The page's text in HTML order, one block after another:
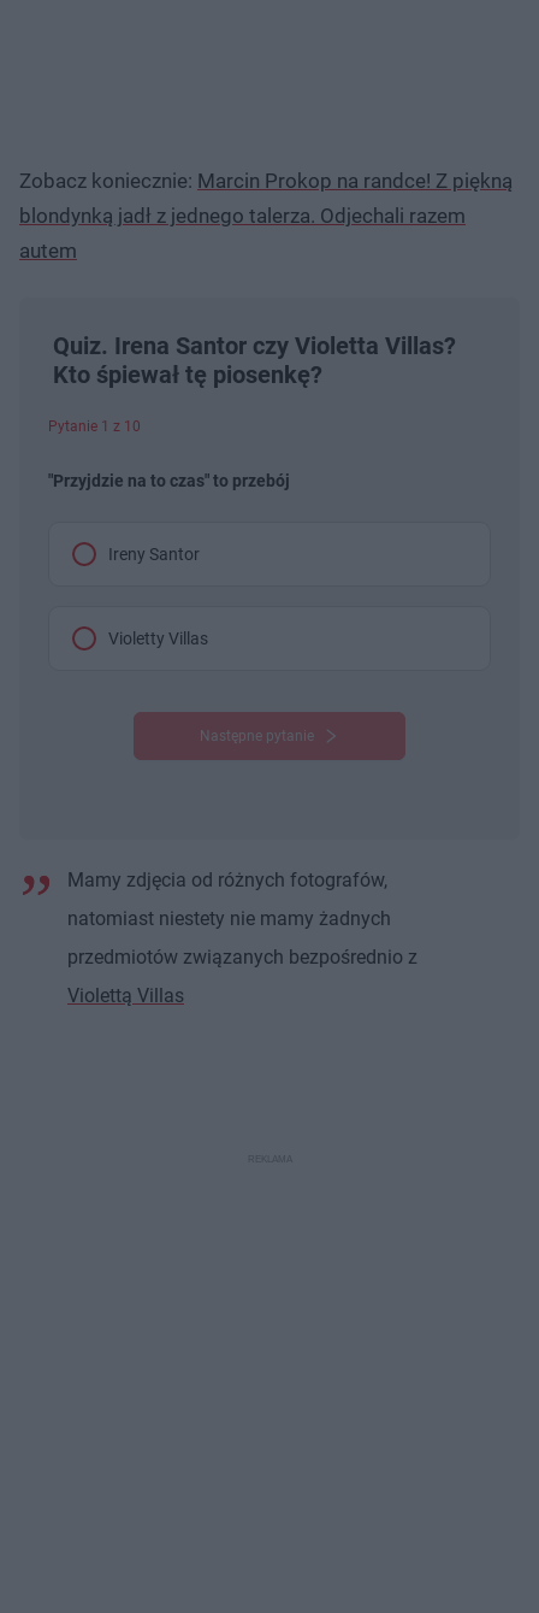
Zobacz koniecznie: Marcin Prokop na randce! Z piękną
blondynką jadł z jednego talerza. Odjechali razem
autem
Quiz. Irena Santor czy Violetta Villas?
Kto śpiewał tę piosenkę?
Pytanie 1 z 10
"Przyjdzie na to czas" to przebój
Ireny Santor
Violetty Villas
Następne pytanie
Mamy zdjęcia od różnych fotografów,
natomiast niestety nie mamy żadnych
przedmiotów związanych bezpośrednio z
Violettą Villas